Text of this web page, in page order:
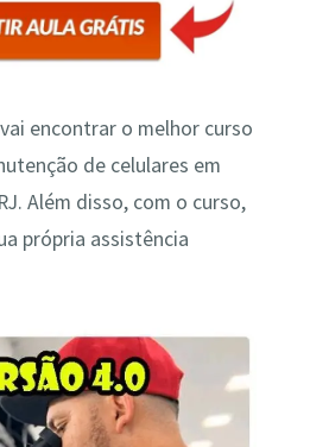
encontrar o melhor curso
de celulares em
Além disso, com o curso,
própria assistência